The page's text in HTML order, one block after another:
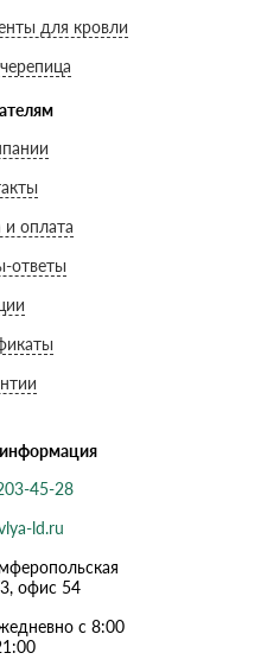
для кровли
и оплата
ответы
45-28
ld.ru
офис 54
с 8:00